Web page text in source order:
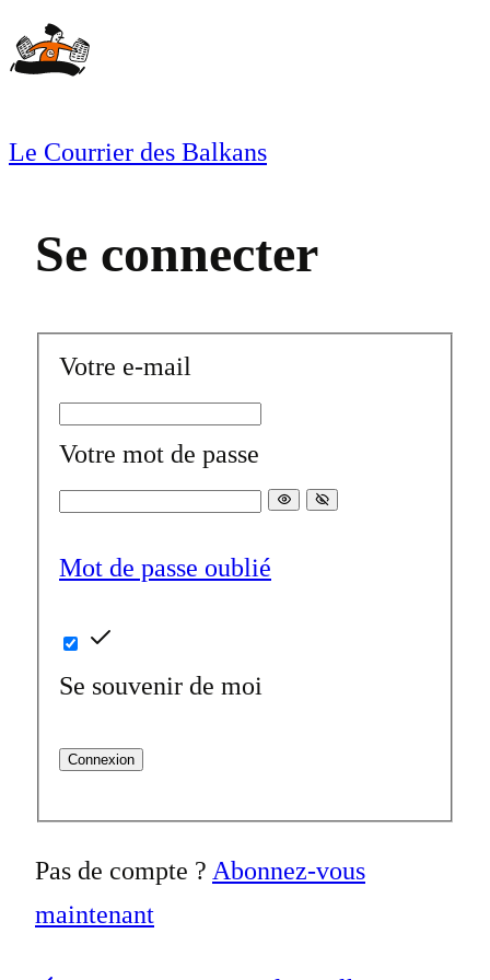
Aller
au
Le Courrier des Balkans
Se connecter
Votre e-mail
Votre mot de passe
Mot de passe oublié
Se souvenir de moi
Connexion
Pas de compte ? Abonnez-vous
maintenant